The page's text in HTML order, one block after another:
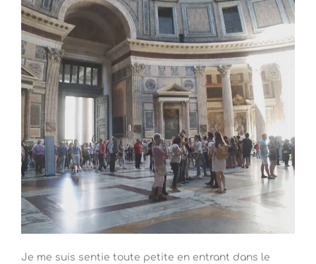
Je me suis sentie toute petite en entrant dans le